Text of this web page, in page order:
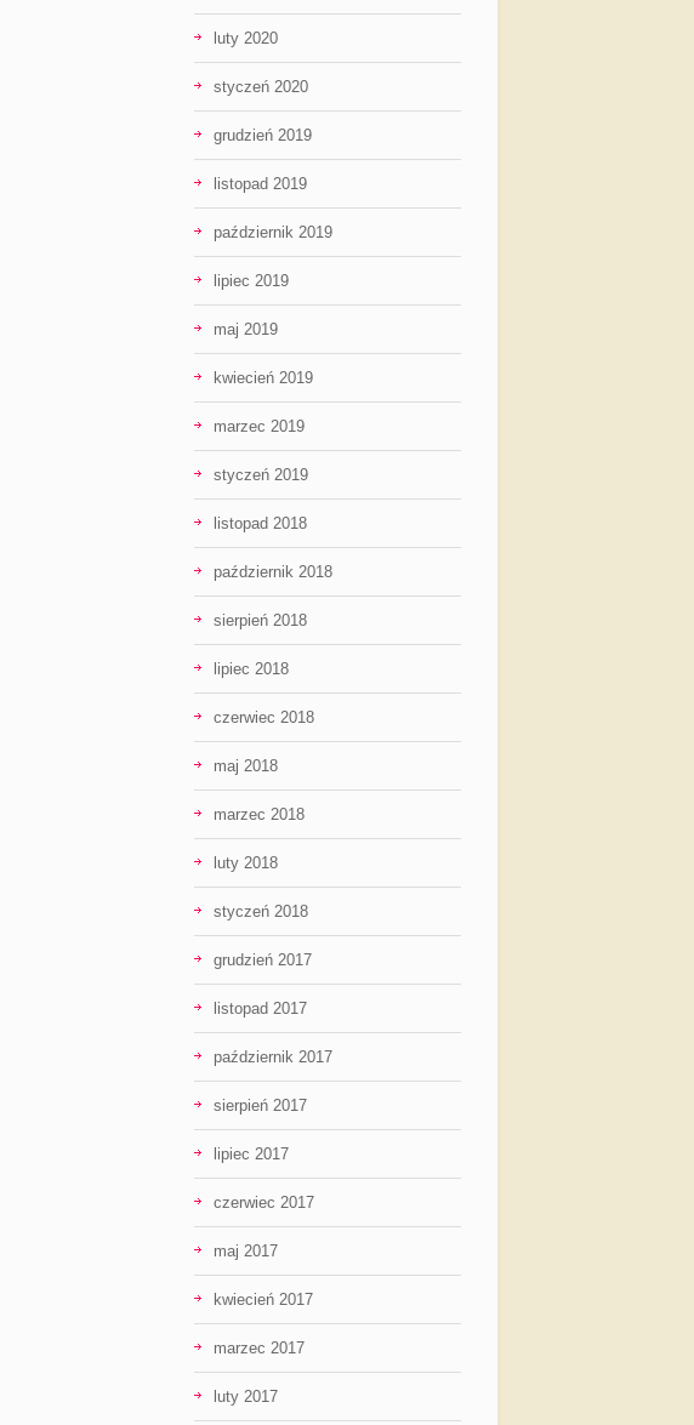
luty 2020
styczeń 2020
grudzień 2019
listopad 2019
październik 2019
lipiec 2019
maj 2019
kwiecień 2019
marzec 2019
styczeń 2019
listopad 2018
październik 2018
sierpień 2018
lipiec 2018
czerwiec 2018
maj 2018
marzec 2018
luty 2018
styczeń 2018
grudzień 2017
listopad 2017
październik 2017
sierpień 2017
lipiec 2017
czerwiec 2017
maj 2017
kwiecień 2017
marzec 2017
luty 2017